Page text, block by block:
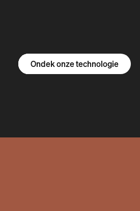
Ontdek de R1S
Ontdek de R1T
Ontdek de bestelbus
Ondek onze technologie